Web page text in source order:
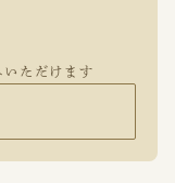
ただけます